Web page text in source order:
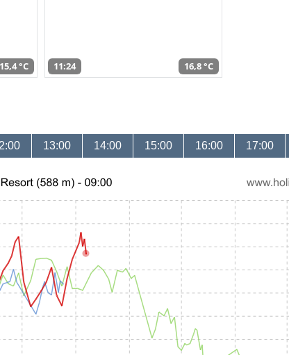
15,4 °C 11:24 16,8 °C
13:00 14:00 15:00 16:00 17:00